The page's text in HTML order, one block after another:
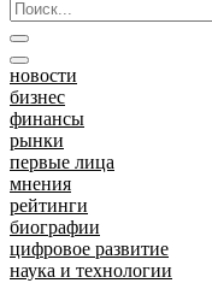
новости
бизнес
финансы
рынки
первые лица
мнения
рейтинги
биографии
цифровое развитие
наука и технологии